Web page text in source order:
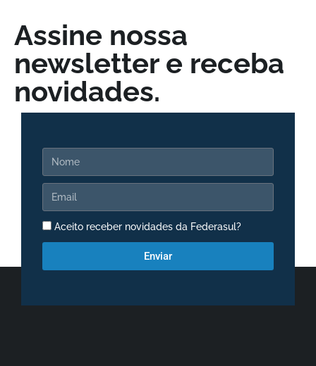
Assine nossa
newsletter e receba
novidades.
Aceito receber novidades da Federasul?
Enviar